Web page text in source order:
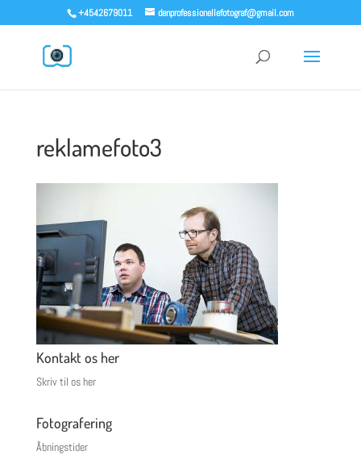
+4542679011 denprofessionellefotograf@gmail.com
reklamefoto3
Kontakt os her
Skriv til os her
Fotografering
Åbningstider